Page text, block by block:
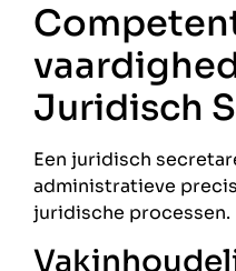
Juridisch
Een juridisch
administratieve
juridische processen.